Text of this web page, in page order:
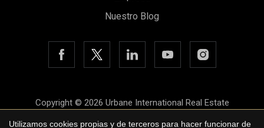
Nuestro Blog
Copyright © 2026 Urbane International Real Estate
Aviso legal
Utilizamos cookies propias y de terceros para hacer funcionar de